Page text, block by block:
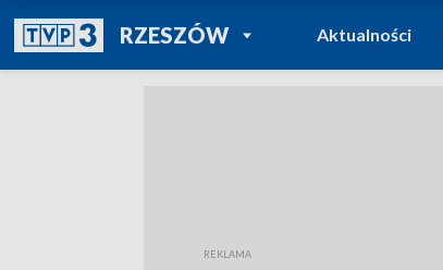
RZESZÓWPOWRÓT DO
TVP REGIONY
Aktualności